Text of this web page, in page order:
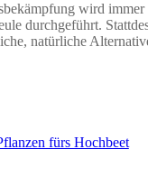
wird immer
durchgeführt.
natürliche